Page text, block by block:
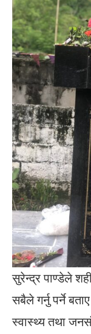
सुरेन्द्र पाण्डेले
सबैले गर्नु पर्ने
स्वास्थ्य तथा